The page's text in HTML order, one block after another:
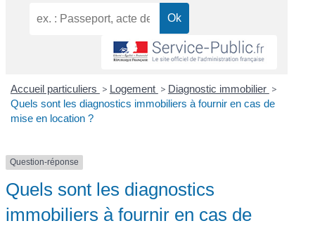
Accueil particuliers > Logement > Diagnostic immobilier >
Quels sont les diagnostics immobiliers à fournir en cas de
mise en location ?
Question-réponse
Quels sont les diagnostics
immobiliers à fournir en cas de